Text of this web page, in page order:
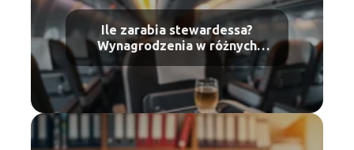
Ile zarabia stewardessa?
Wynagrodzenia w różnych
liniach lotniczych